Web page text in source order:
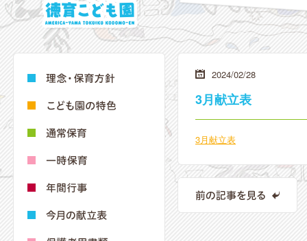
2024/02/28
3月献立表
3月献立表